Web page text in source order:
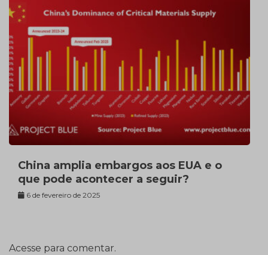
China amplia embargos aos EUA e o
que pode acontecer a seguir?
6 de fevereiro de 2025
Acesse para comentar.